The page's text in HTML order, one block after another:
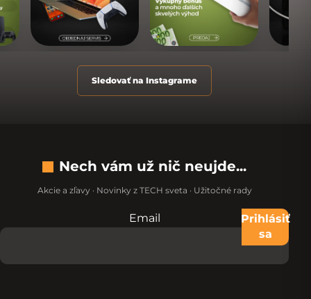
Sledovať na Instagrame
Nech vám už nič neujde...
Akcie a zľavy · Novinky z TECH sveta · Užitočné rady
Nevypĺňajte toto pole:
Email
Prihlásiť
sa